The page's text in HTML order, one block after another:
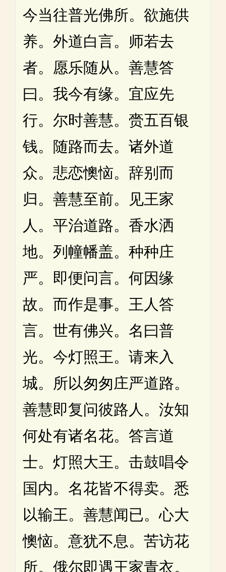
今当往普光佛所。欲施供
养。外道白言。师若去
者。愿乐随从。善慧答
曰。我今有缘。宜应先
行。尔时善慧。赍五百银
钱。随路而去。诸外道
众。悲恋懊恼。辞别而
归。善慧至前。见王家
人。平治道路。香水洒
地。列幢幡盖。种种庄
严。即便问言。何因缘
故。而作是事。王人答
言。世有佛兴。名曰普
光。今灯照王。请来入
城。所以匆匆庄严道路。
善慧即复问彼路人。汝知
何处有诸名花。答言道
士。灯照大王。击鼓唱令
国内。名花皆不得卖。悉
以输王。善慧闻已。心大
懊恼。意犹不息。苦访花
所。俄尔即遇王家青衣。